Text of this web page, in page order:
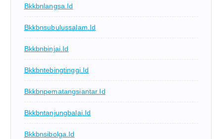
Bkkbnlangsa.id
Bkkbnsubulussalam.id
Bkkbnbinjai.id
Bkkbntebingtinggi.id
Bkkbnpematangsiantar.id
Bkkbntanjungbalai.id
Bkkbnsibolga.id